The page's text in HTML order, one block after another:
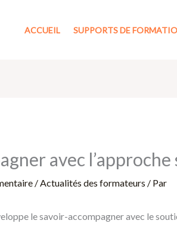
ACCUEIL SUPPORTS DE
avec
/Actualités des formateurs / Par
le savoir-accompagner avec le